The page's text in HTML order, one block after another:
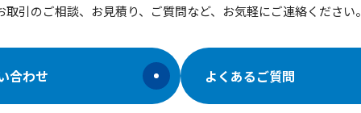
取引のご相談、お見積り、ご質問など、お気軽にご連絡ください
合わせ よくあるご質問